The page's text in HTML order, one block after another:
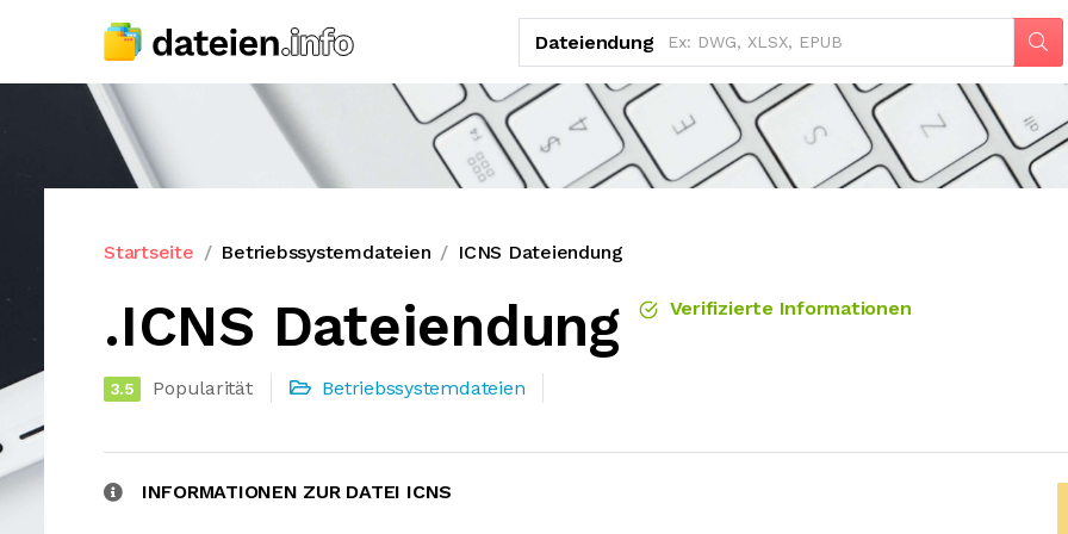
Dateiendung
Startseite Betriebssystemdateien ICNS Dateiendung
.ICNS Dateiendung Verifizierte Informationen
3.5 Popularität Betriebssystemdateien
INFORMATIONEN ZUR DATEI ICNS